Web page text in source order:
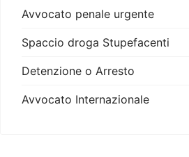
Avvocato penale urgente
Spaccio droga Stupefacenti
Detenzione o Arresto
Avvocato Internazionale